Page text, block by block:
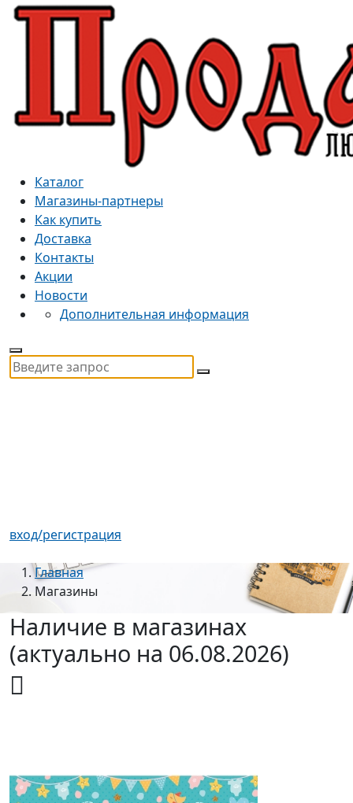
Каталог
Магазины-партнеры
Как купить
Доставка
Контакты
Акции
Новости
Дополнительная информация
вход/регистрация
Главная
Магазины
Наличие в магазинах
(актуально на 06.08.2026)